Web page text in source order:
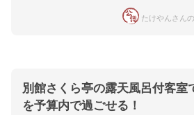
たけやんさん
別館さくら亭の露天風呂付客室
を予算内で過ごせる！